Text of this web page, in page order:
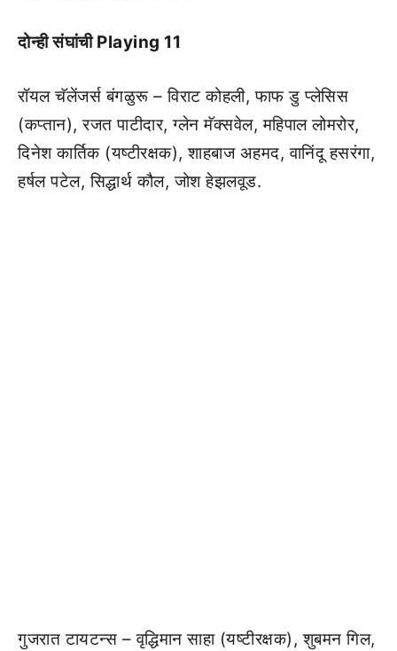
दोन्ही संघांची Playing 11
रॉयल चॅलेंजर्स बंगळुरू – विराट कोहली, फाफ डु प्लेसिस
(कप्तान), रजत पाटीदार, ग्लेन मॅक्सवेल, महिपाल लोमरोर,
दिनेश कार्तिक (यष्टीरक्षक), शाहबाज अहमद, वानिंदू हसरंगा,
हर्षल पटेल, सिद्धार्थ कौल, जोश हेझलवूड.
गुजरात टायटन्स – वृद्धिमान साहा (यष्टीरक्षक), शुबमन गिल,